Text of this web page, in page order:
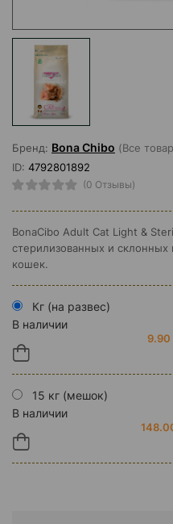
Бренд: Bona Chibo (Все
ID: 4792801892
(0 Отзывы)
BonaCibo Adult Cat Light &
стерилизованных и склонных
кошек.
Кг (на развес)
В наличии
9.90
15 кг (мешок)
В наличии